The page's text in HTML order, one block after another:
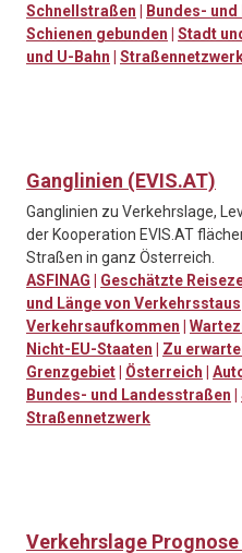
Schnellstraßen
Bundes-
Schienen gebunden
Stadt
und U-Bahn
Ganglinien (EVIS.AT)
Ganglinien zu Verkehrslage,
der Kooperation EVIS.AT
Straßen in ganz Österreich.
ASFINAG
Geschätzte
und Länge von Verkehrsstaus
Verkehrsaufkommen
Nicht-EU-Staaten
Zu
Grenzgebiet
Österreich
Bundes- und Landesstraßen
Straßennetzwerk
Verkehrslage Prognose